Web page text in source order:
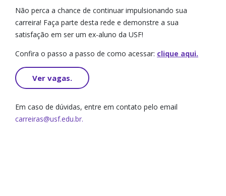
Não perca a chance de continuar impulsionando sua
carreira! Faça parte desta rede e demonstre a sua
satisfação em ser um ex-aluno da USF!
Confira o passo a passo de como acessar: clique aqui.
Ver vagas.
Em caso de dúvidas, entre em contato pelo email
carreiras@usf.edu.br.